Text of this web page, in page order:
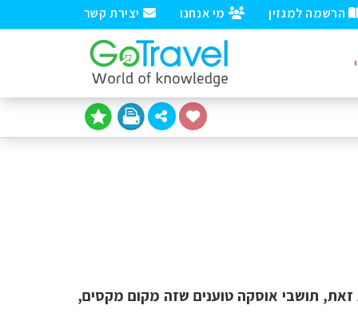
יצירת קשר מי אנחנו הרשמה למגזין
זאת, תושבי אוסקה טוענים שזה מקום מקסים,